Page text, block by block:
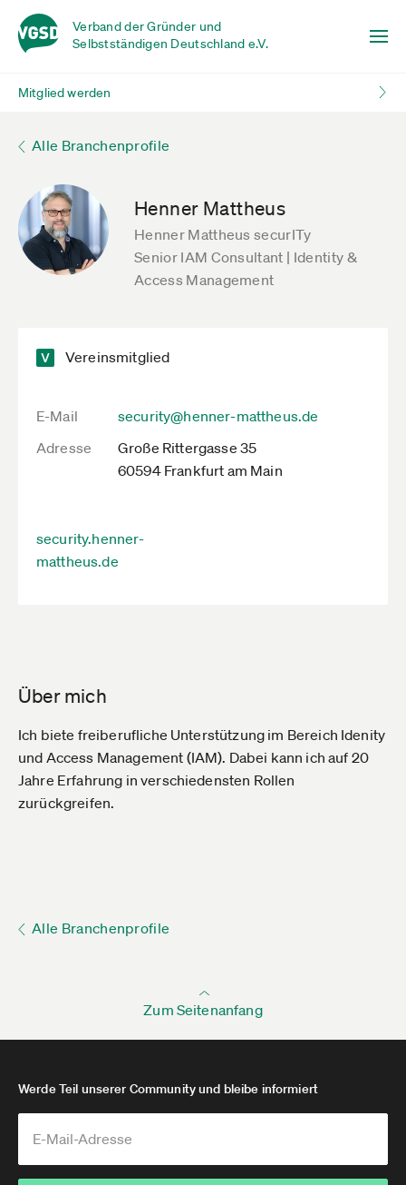
Verband der Gründer und
Selbstständigen Deutschland e.V.
Mitglied werden
Alle Branchenprofile
Henner Mattheus
Henner Mattheus securITy
Senior IAM Consultant | Identity &
Access Management
Vereinsmitglied
E-Mail
security@henner-mattheus.de
Adresse
Große Rittergasse 35
60594 Frankfurt am Main
security.henner-
mattheus.de
Über mich
Ich biete freiberufliche Unterstützung im Bereich Idenity
und Access Management (IAM). Dabei kann ich auf 20
Jahre Erfahrung in verschiedensten Rollen
zurückgreifen.
Alle Branchenprofile
Zum Seitenanfang
Werde Teil unserer Community und bleibe informiert